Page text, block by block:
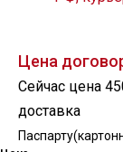
Цена
Сейчас цена
доставка